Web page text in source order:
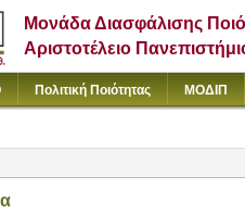
Μονάδα Διασφάλισης
Αριστοτέλειο
Πολιτική Ποιότητας ΜΟΔΙΠ